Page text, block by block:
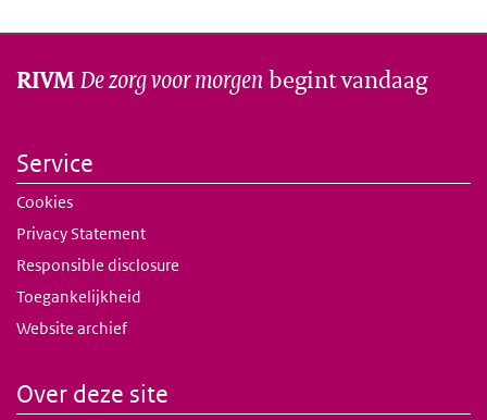
RIVMDe zorg voor morgen begint vandaag
Service
Cookies
Privacy Statement
Responsible disclosure
Toegankelijkheid
Website archief
Over deze site